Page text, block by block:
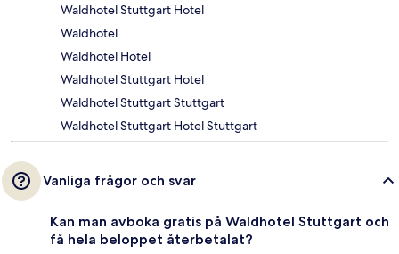
Waldhotel Stuttgart Hotel
Waldhotel
Waldhotel Hotel
Waldhotel Stuttgart Hotel
Waldhotel Stuttgart Stuttgart
Waldhotel Stuttgart Hotel Stuttgart
Vanliga frågor och svar
Kan man avboka gratis på Waldhotel Stuttgart och
få hela beloppet återbetalat?